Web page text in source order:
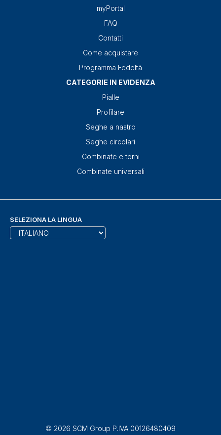
myPortal
FAQ
Contatti
Come acquistare
Programma Fedeltà
CATEGORIE IN EVIDENZA
Pialle
Profilare
Seghe a nastro
Seghe circolari
Combinate e torni
Combinate universali
SELEZIONA LA LINGUA
© 2026 SCM Group P.IVA 00126480409